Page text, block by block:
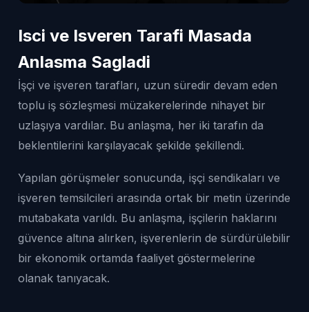
Isci ve Isveren Tarafi Masada
Anlasma Sagladi
İşçi ve işveren tarafları, uzun süredir devam eden
toplu iş sözleşmesi müzakerelerinde nihayet bir
uzlaşıya vardılar. Bu anlaşma, her iki tarafın da
beklentilerini karşılayacak şekilde şekillendi.
Yapılan görüşmeler sonucunda, işçi sendikaları ve
işveren temsilcileri arasında ortak bir metin üzerinde
mutabakata varıldı. Bu anlaşma, işçilerin haklarını
güvence altına alırken, işverenlerin de sürdürülebilir
bir ekonomik ortamda faaliyet göstermelerine
olanak tanıyacak.